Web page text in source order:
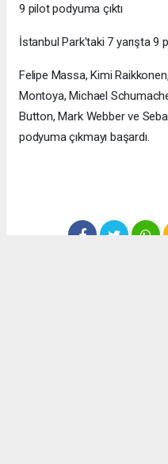
9 pilot podyuma çıktı
İstanbul Park'taki 7 yarışta 9
Felipe Massa, Kimi
Montoya, Michael
Button, Mark Webber ve
podyuma çıkmayı başardı.